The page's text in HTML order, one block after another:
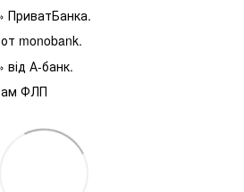
ПриватБанка.
monobank.
А-банк.
ФЛП